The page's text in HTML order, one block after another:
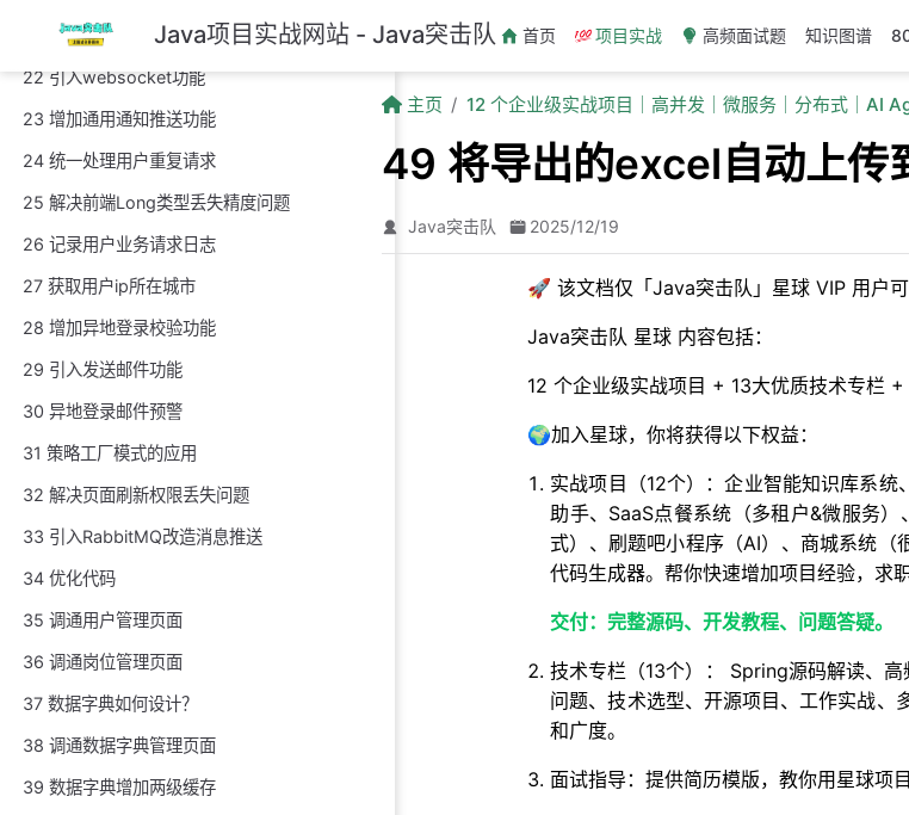
跳至主要內容 Java项目实战网站 - Java突击队 首页 项目实战 高频面试题 知识图谱
21 自定义表头excel导出功能
22 引入websocket功能
23 增加通用通知推送功能
24 统一处理用户重复请求
25 解决前端Long类型丢失精度问题
26 记录用户业务请求日志
27 获取用户ip所在城市
28 增加异地登录校验功能
29 引入发送邮件功能
30 异地登录邮件预警
31 策略工厂模式的应用
32 解决页面刷新权限丢失问题
33 引入RabbitMQ改造消息推送
34 优化代码
35 调通用户管理页面
36 调通岗位管理页面
37 数据字典如何设计？
38 调通数据字典管理页面
39 数据字典增加两级缓存
主页 12 个企业级实战项目｜高并发｜微服务｜分布式｜AI
49 将导出的excel自动上传
Java突击队 2025/12/19
🚀 该文档仅「Java突击队」星球 VIP 用户
Java突击队 星球 内容包括：
12 个企业级实战项目 + 13大优质技术专栏
🌍加入星球，你将获得以下权益：
实战项目（12个）：企业智能知识库系
助手、SaaS点餐系统（多租户&微服务
式）、刷题吧小程序（AI）、商城系统（
代码生成器。帮你快速增加项目经验，求
交付：完整源码、开发教程、问题答疑。
技术专栏（13个）： Spring源码解读、
问题、技术选型、开源项目、工作实战、
和广度。
面试指导：提供简历模版，教你用星球项